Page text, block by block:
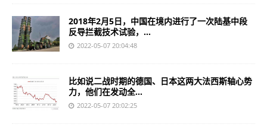
2018年2月5日，中国在境内进行了一次陆基中段
反导拦截技术试验，...
2022-05-07 20:04:48
比如说二战时期的德国、日本这两大法西斯轴心势
力，他们在发动全...
2022-05-07 20:02:25